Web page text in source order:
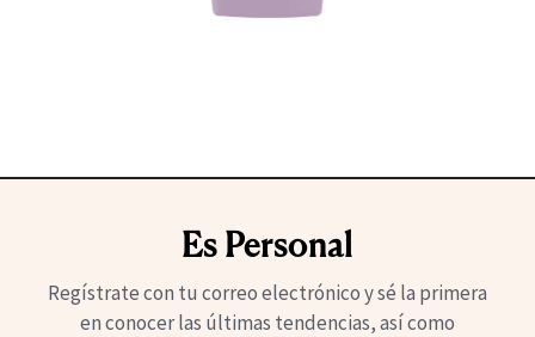
Es Personal
Regístrate con tu correo electrónico y sé la primera
en conocer las últimas tendencias, así como